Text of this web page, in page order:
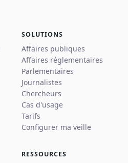
SOLUTIONS
Affaires publiques
Affaires réglementaires
Parlementaires
Journalistes
Chercheurs
Cas d'usage
Tarifs
Configurer ma veille
RESSOURCES